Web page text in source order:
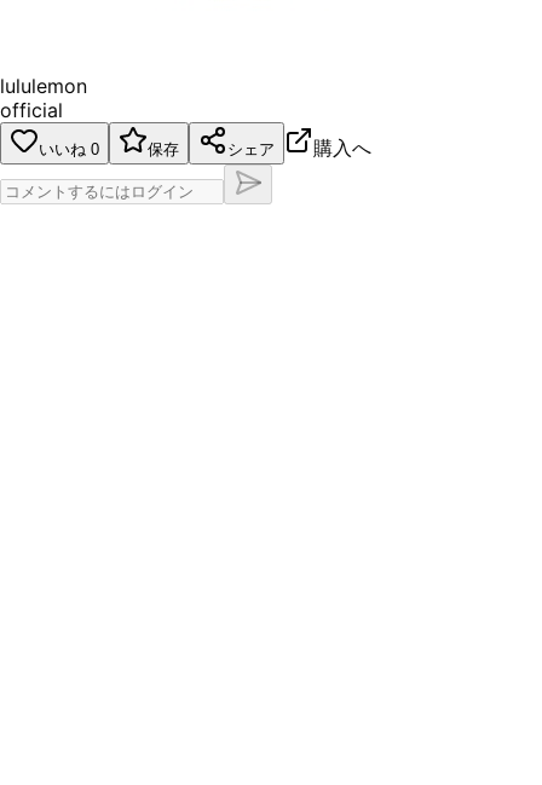
lululemon
official
いいね 0 保存 シェア 購入へ